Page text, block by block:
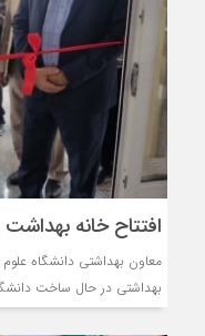
افتتاح خانه
بهداشتی در حال ساخت